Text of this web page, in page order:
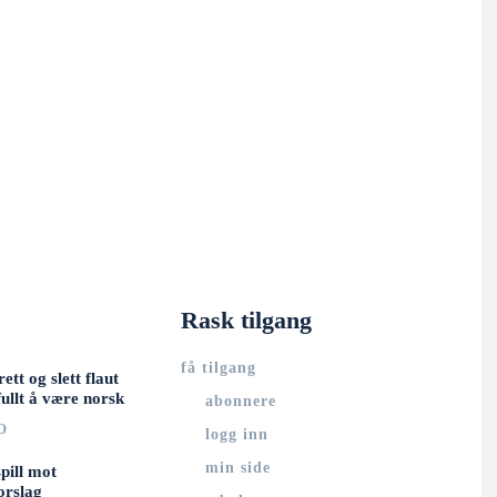
og slett flaut
å være norsk
mot
Rask tilgang
få tilgang
abonnere
logg inn
min side